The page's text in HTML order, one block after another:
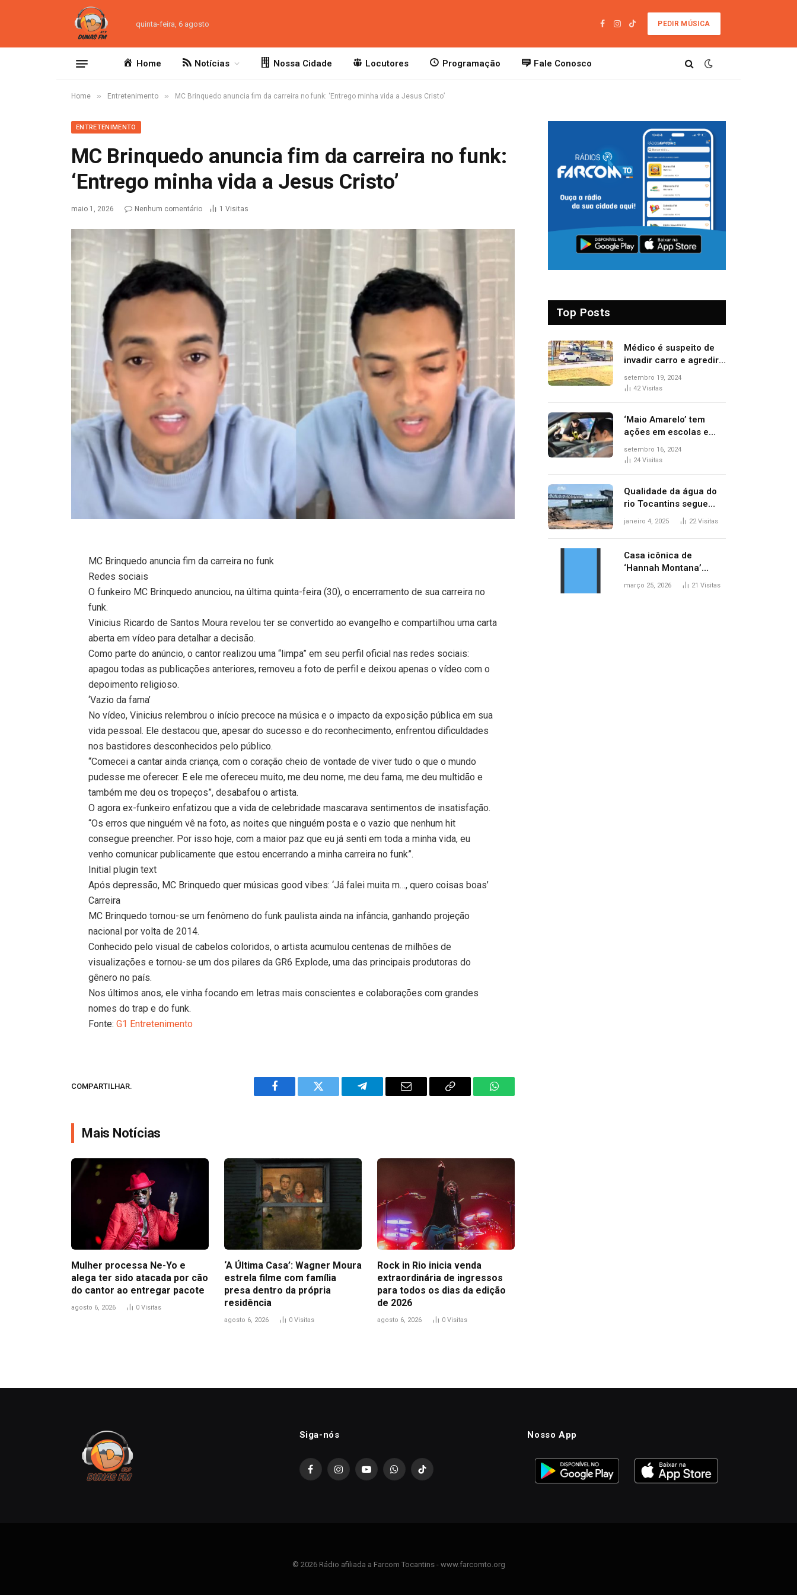
quinta-feira, 6 agosto
Facebook
Instagram
TikTok
PEDIR MÚSICA
Home Notícias Nossa Cidade Locutores Programação Fale Conosco
Home » Entretenimento » MC Brinquedo anuncia fim da carreira no funk: ‘Entrego minha vida a Jesus Cristo’
ENTRETENIMENTO
MC Brinquedo anuncia fim da carreira no funk:
‘Entrego minha vida a Jesus Cristo’
maio 1, 2026 Nenhum comentário 1 Visitas
MC Brinquedo anuncia fim da carreira no funk
Redes sociais
O funkeiro MC Brinquedo anunciou, na última quinta-feira (30), o encerramento de sua carreira no
funk.
Vinicius Ricardo de Santos Moura revelou ter se convertido ao evangelho e compartilhou uma carta
aberta em vídeo para detalhar a decisão.
Como parte do anúncio, o cantor realizou uma “limpa” em seu perfil oficial nas redes sociais:
apagou todas as publicações anteriores, removeu a foto de perfil e deixou apenas o vídeo com o
depoimento religioso.
‘Vazio da fama’
No vídeo, Vinicius relembrou o início precoce na música e o impacto da exposição pública em sua
vida pessoal. Ele destacou que, apesar do sucesso e do reconhecimento, enfrentou dificuldades
nos bastidores desconhecidos pelo público.
“Comecei a cantar ainda criança, com o coração cheio de vontade de viver tudo o que o mundo
pudesse me oferecer. E ele me ofereceu muito, me deu nome, me deu fama, me deu multidão e
também me deu os tropeços”, desabafou o artista.
O agora ex-funkeiro enfatizou que a vida de celebridade mascarava sentimentos de insatisfação.
“Os erros que ninguém vê na foto, as noites que ninguém posta e o vazio que nenhum hit
consegue preencher. Por isso hoje, com a maior paz que eu já senti em toda a minha vida, eu
venho comunicar publicamente que estou encerrando a minha carreira no funk”.
Initial plugin text
Após depressão, MC Brinquedo quer músicas good vibes: ‘Já falei muita m…, quero coisas boas’
Carreira
MC Brinquedo tornou-se um fenômeno do funk paulista ainda na infância, ganhando projeção
nacional por volta de 2014.
Conhecido pelo visual de cabelos coloridos, o artista acumulou centenas de milhões de
visualizações e tornou-se um dos pilares da GR6 Explode, uma das principais produtoras do
gênero no país.
Nos últimos anos, ele vinha focando em letras mais conscientes e colaborações com grandes
nomes do trap e do funk.
Fonte:G1 Entretenimento
COMPARTILHAR.
Facebook Twitter Telegram Email
Copy
WhatsApp
Mais Notícias
Mulher processa Ne-Yo e
alega ter sido atacada por cão
do cantor ao entregar pacote
agosto 6, 2026 0 Visitas
‘A Última Casa’: Wagner Moura
estrela filme com família
presa dentro da própria
residência
agosto 6, 2026 0 Visitas
Rock in Rio inicia venda
extraordinária de ingressos
para todos os dias da edição
de 2026
agosto 6, 2026 0 Visitas
Top Posts
Médico é suspeito de
invadir carro e agredir
delegado aposentado
durante confusão no
setembro 19, 2024
42Visitas
‘Maio Amarelo’ tem
ações em escolas e
ruas para prevenir
acidentes no trânsito
setembro 16, 2024
24 Visitas
Qualidade da água do
rio Tocantins segue
sem indicar alterações
afirma ANA
janeiro 4, 2025 22Visitas
Casa icônica de
‘Hannah Montana’
poderá ser alugada por
março 25, 2026 21 Visitas
Siga-nós
FacebookInstagramYouTubeWhatsAppTikTok
Nosso App
© 2026 Rádio afiliada a Farcom Tocantins - www.farcomto.org